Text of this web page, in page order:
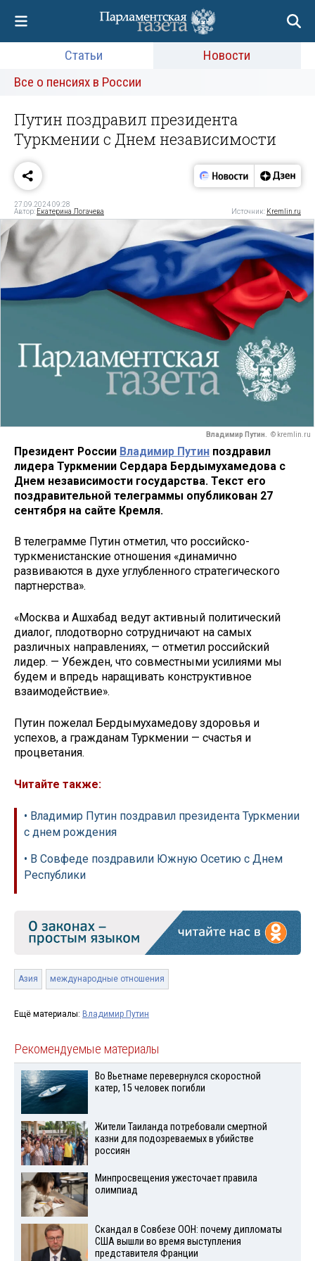
Статьи
Новости
Все о пенсиях в России
Путин поздравил президента
Туркмении с Днем независимости
27.09.2024 09:28
Автор: Екатерина Логачева Источник: Kremlin.ru
Владимир Путин. © kremlin.ru
Президент России Владимир Путин поздравил
лидера Туркмении Сердара Бердымухамедова с
Днем независимости государства. Текст его
поздравительной телеграммы опубликован 27
сентября на сайте Кремля.
В телеграмме Путин отметил, что российско-
туркменистанские отношения «динамично
развиваются в духе углубленного стратегического
партнерства».
«Москва и Ашхабад ведут активный политический
диалог, плодотворно сотрудничают на самых
различных направлениях, — отметил российский
лидер. — Убежден, что совместными усилиями мы
будем и впредь наращивать конструктивное
взаимодействие».
Путин пожелал Бердымухамедову здоровья и
успехов, а гражданам Туркмении — счастья и
процветания.
Читайте также:
• Владимир Путин поздравил президента Туркмении
с днем рождения
• В Совфеде поздравили Южную Осетию с Днем
Республики
Азия международные отношения
Ещё материалы: Владимир Путин
Рекомендуемые материалы
Во Вьетнаме перевернулся скоростной
катер, 15 человек погибли
Жители Таиланда потребовали смертной
казни для подозреваемых в убийстве
россиян
Минпросвещения ужесточает правила
олимпиад
Скандал в Совбезе ООН: почему дипломаты
США вышли во время выступления
представителя Франции